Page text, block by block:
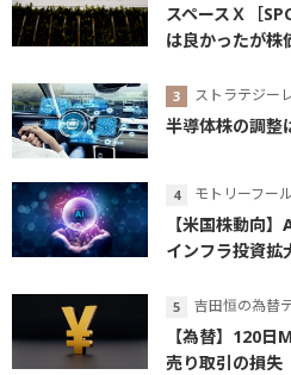
スペースＸ［
は良かったが株
ストラテジー
半導体株の調整
モトリーフー
【米国株動向
インフラ投資拡
吉田恒の為替
【為替】120
売り取引の損失